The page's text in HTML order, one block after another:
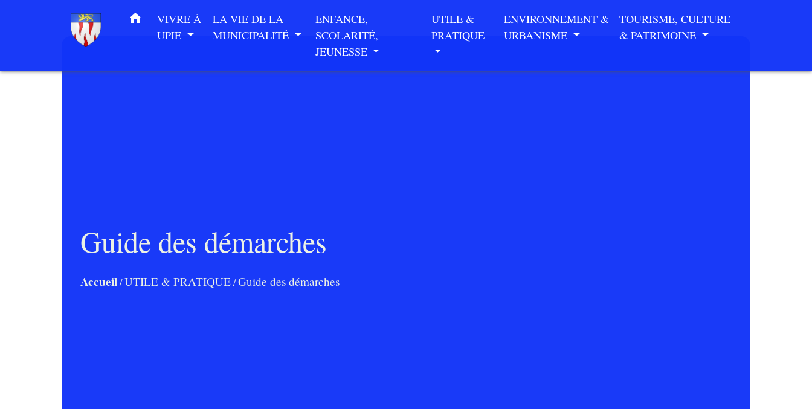
home
VIVRE À
UPIE
LA VIE DE LA
MUNICIPALITÉ
ENFANCE,
SCOLARITÉ,
JEUNESSE
UTILE &
PRATIQUE
ENVIRONNEMENT &
URBANISME
TOURISME, CULTURE
& PATRIMOINE
Guide des démarches
Accueil/UTILE & PRATIQUE/Guide des démarches